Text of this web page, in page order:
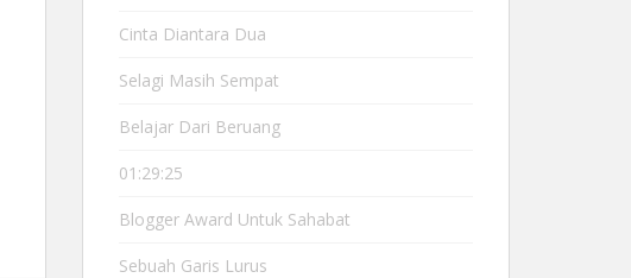
Cinta Diantara Dua
Selagi Masih Sempat
Belajar Dari Beruang
01:29:25
Blogger Award Untuk Sahabat
Sebuah Garis Lurus